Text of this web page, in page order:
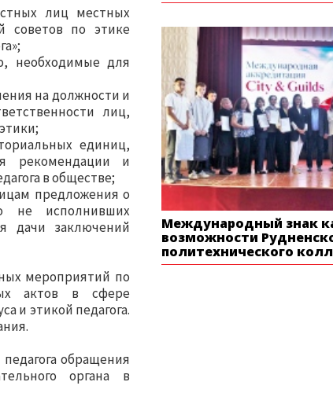
лиц местных
советов по этике
необходимые для
на должности и
лиц,
единиц,
рекомендации и
в обществе;
предложения о
не исполнивших
дачи заключений
мероприятий по
актов в сфере
и этикой педагога.
обращения
органа в
Международный знак
возможности
политехнического